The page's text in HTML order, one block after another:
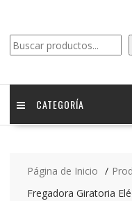
CATEGORÍA
Página de Inicio
Fregadora Giratoria